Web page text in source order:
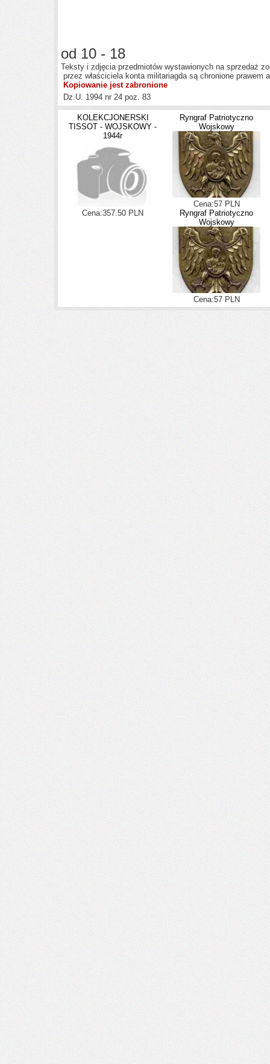
od 10 - 18
Teksty i zdjęcia przedmiotów wystawionych na sprzedaż
przez właściciela konta militariagda są chronione prawem
Kopiowanie jest zabronione
Dz.U. 1994 nr 24 poz. 83
KOLEKCJONERSKI
TISSOT - WOJSKOWY -
1944r
Cena:357.50 PLN
Ryngraf Patriotyczno
Wojskowy
Cena:57 PLN
Ryngraf Patriotyczno
Wojskowy
Cena:57 PLN